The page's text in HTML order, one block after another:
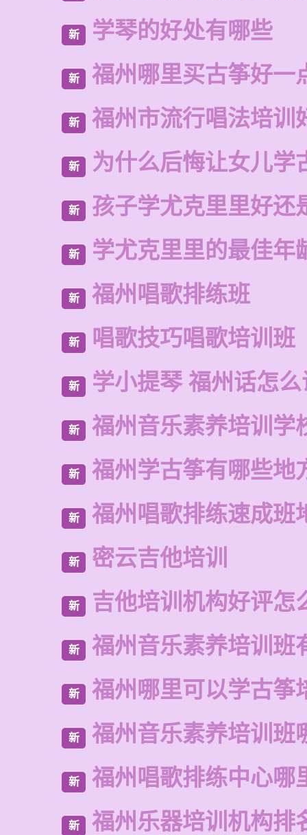
新 学琴的好处有哪些
新 福州哪里买古筝好一
新 福州市流行唱法培训
新 为什么后悔让女儿学
新 孩子学尤克里里好还
新 学尤克里里的最佳年
新 福州唱歌排练班
新 唱歌技巧唱歌培训班
新 学小提琴 福州话怎
新 福州音乐素养培训学
新 福州学古筝有哪些地
新 福州唱歌排练速成班
新 密云吉他培训
新 吉他培训机构好评怎
新 福州音乐素养培训班
新 福州哪里可以学古筝
新 福州音乐素养培训班
新 福州唱歌排练中心哪
新 福州乐器培训机构排